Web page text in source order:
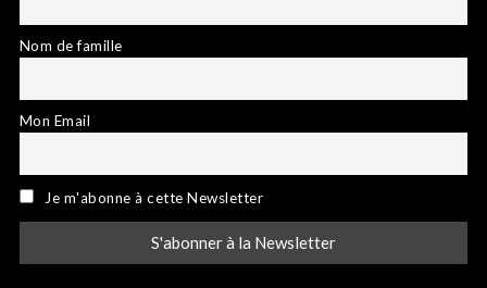
Nom de famille
Mon Email
Je m'abonne à cette Newsletter